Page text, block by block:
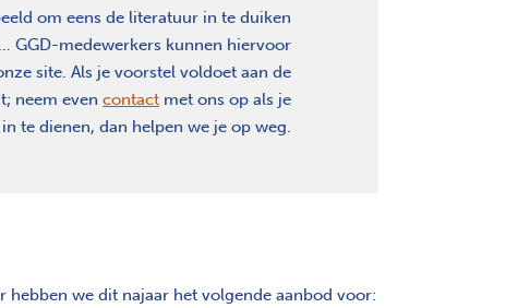
om eens de literatuur in te duiken
GGD-medewerkers kunnen hiervoor
site. Als je voorstel voldoet aan de
neem even contact met ons op als je
te dienen, dan helpen we je op weg.
we dit najaar het volgende aanbod voor: